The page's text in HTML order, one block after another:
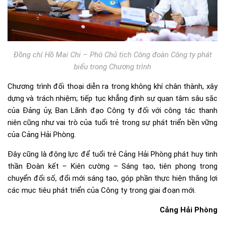
Đồng chí Hồ Mai Chi – Phó Chủ tịch Công đoàn Công ty phát
biểu trong Chương trình
Chương trình đối thoại diễn ra trong không khí chân thành, xây
dựng và trách nhiệm; tiếp tục khẳng định sự quan tâm sâu sắc
của Đảng ủy, Ban Lãnh đạo Công ty đối với công tác thanh
niên cũng như vai trò của tuổi trẻ trong sự phát triển bền vững
của Cảng Hải Phòng.
Đây cũng là động lực để tuổi trẻ Cảng Hải Phòng phát huy tinh
thần Đoàn kết – Kiên cường – Sáng tạo, tiên phong trong
chuyển đổi số, đổi mới sáng tạo, góp phần thực hiện thắng lợi
các mục tiêu phát triển của Công ty trong giai đoạn mới.
Cảng Hải Phòng